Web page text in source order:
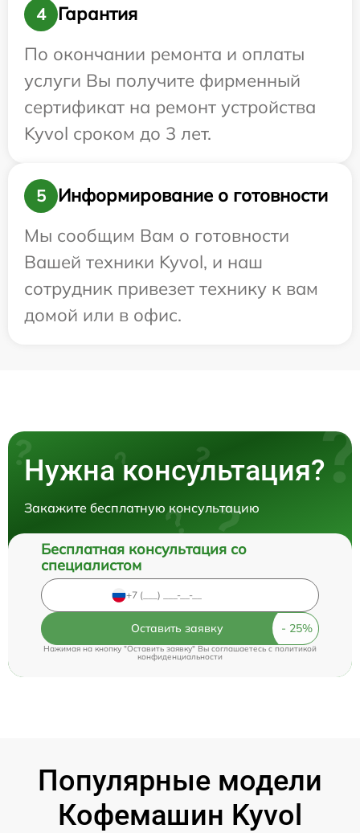
4
Гарантия
По окончании ремонта и оплаты
услуги Вы получите фирменный
сертификат на ремонт устройства
Kyvol сроком до 3 лет.
5
Информирование о готовности
Мы сообщим Вам о готовности
Вашей техники Kyvol, и наш
сотрудник привезет технику к вам
домой или в офис.
Нужна консультация?
Закажите бесплатную консультацию
Бесплатная консультация со
специалистом
Оставить заявку
Нажимая на кнопку "Оставить заявку" Вы соглашаетесь cполитикой
конфиденциальности
Популярные модели
Кофемашин Kyvol